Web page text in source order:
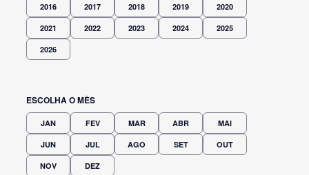
2016 2017 2018 2019 2020
2021 2022 2023 2024 2025
2026
ESCOLHA O MÊS
JAN FEV MAR ABR MAI
JUN JUL AGO SET OUT
NOV DEZ